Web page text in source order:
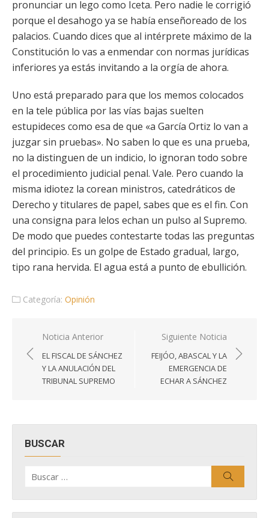
pronunciar un lego como Iceta. Pero nadie le corrigió
porque el desahogo ya se había enseñoreado de los
palacios. Cuando dices que al intérprete máximo de la
Constitución lo vas a enmendar con normas jurídicas
inferiores ya estás invitando a la orgía de ahora.
Uno está preparado para que los memos colocados
en la tele pública por las vías bajas suelten
estupideces como esa de que «a García Ortiz lo van a
juzgar sin pruebas». No saben lo que es una prueba,
no la distinguen de un indicio, lo ignoran todo sobre
el procedimiento judicial penal. Vale. Pero cuando la
misma idiotez la corean ministros, catedráticos de
Derecho y titulares de papel, sabes que es el fin. Con
una consigna para lelos echan un pulso al Supremo.
De modo que puedes contestarte todas las preguntas
del principio. Es un golpe de Estado gradual, largo,
tipo rana hervida. El agua está a punto de ebullición.
Categoría: Opinión
Navegación
de
entradas
Noticia Anterior
EL FISCAL DE SÁNCHEZ
Y LA ANULACIÓN DEL
TRIBUNAL SUPREMO
Siguiente Noticia
FEIJÓO, ABASCAL Y LA
EMERGENCIA DE
ECHAR A SÁNCHEZ
BUSCAR
por: